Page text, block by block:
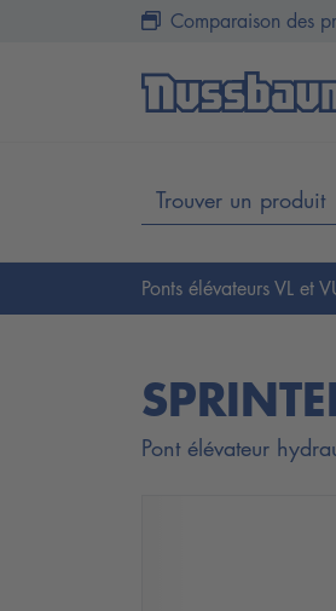
Comparaison des
Ponts élévateurs VL et
Pont élévateur